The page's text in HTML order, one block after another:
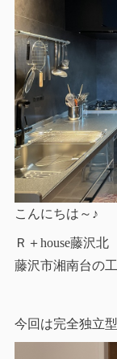
こんにちは～♪
Ｒ＋house藤沢北
藤沢市湘南台の
今回は完全独立